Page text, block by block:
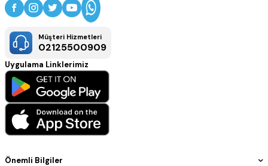
Önemli Bilgiler
Müşteri Hizmetleri
02125500909
Uygulama Linklerimiz